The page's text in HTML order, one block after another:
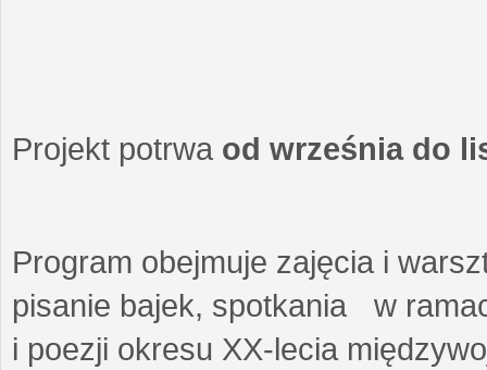
Projekt potrwa od września do
Program obejmuje zajęcia i
pisanie bajek, spotkania w
i poezji okresu XX-lecia